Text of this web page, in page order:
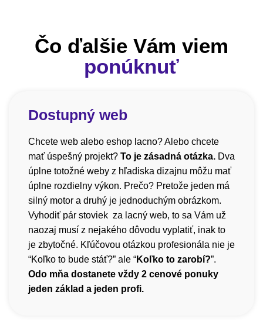
Čo ďalšie Vám viem
ponúknuť
Dostupný web
Chcete web alebo eshop lacno? Alebo chcete
mať úspešný projekt? To je zásadná otázka. Dva
úplne totožné weby z hľadiska dizajnu môžu mať
úplne rozdielny výkon. Prečo? Pretože jeden má
silný motor a druhý je jednoduchým obrázkom.
Vyhodiť pár stoviek za lacný web, to sa Vám už
naozaj musí z nejakého dôvodu vyplatiť, inak to
je zbytočné. Kľúčovou otázkou profesionála nie je
“Koľko to bude stáť?” ale “Koľko to zarobí?”.
Odo mňa dostanete vždy 2 cenové ponuky
jeden základ a jeden profi.